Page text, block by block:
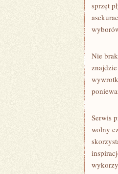
sprzęt
Nie
Serwis
wolny